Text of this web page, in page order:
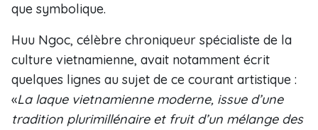
que symbolique.
Huu Ngoc, célèbre chroniqueur spécialiste de la
culture vietnamienne, avait notamment écrit
quelques lignes au sujet de ce courant artistique :
«La laque vietnamienne moderne, issue d’une
tradition plurimillénaire et fruit d’un mélange des